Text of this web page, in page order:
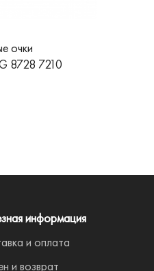
очки
8728 7210
информация
и оплата
и возврат